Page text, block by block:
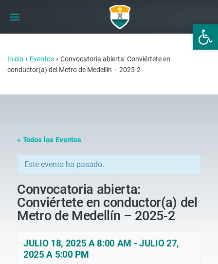
Abrir
Inicio › Eventos › Convocatoria abierta: Conviértete en
conductor(a) del Metro de Medellín – 2025-2
« Todos los Eventos
Este evento ha pasado.
Convocatoria abierta:
Conviértete en conductor(a) del
Metro de Medellín – 2025-2
JULIO 18, 2025 A 8:00 AM -JULIO 27,
2025 A 5:00 PM